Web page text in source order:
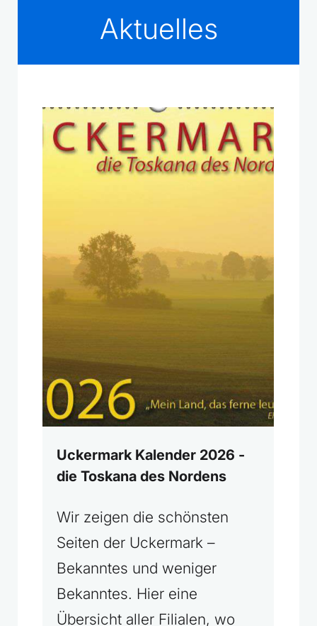
Aktuelles
Uckermark Kalender 2026 -
die Toskana des Nordens
Wir zeigen die schönsten
Seiten der Uckermark –
Bekanntes und weniger
Bekanntes. Hier eine
Übersicht aller Filialen, wo